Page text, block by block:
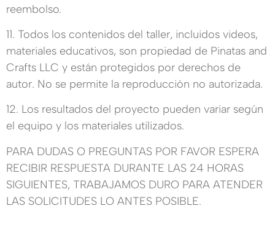
reembolso.
11. Todos los contenidos del taller, incluidos videos,
materiales educativos, son propiedad de Pinatas and
Crafts LLC y están protegidos por derechos de
autor. No se permite la reproducción no autorizada.
12. Los resultados del proyecto pueden variar según
el equipo y los materiales utilizados.
PARA DUDAS O PREGUNTAS POR FAVOR ESPERA
RECIBIR RESPUESTA DURANTE LAS 24 HORAS
SIGUIENTES, TRABAJAMOS DURO PARA ATENDER
LAS SOLICITUDES LO ANTES POSIBLE.